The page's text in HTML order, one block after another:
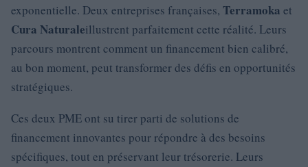
exponentielle. Deux entreprises françaises, Terramoka et
Cura Naturaleillustrent parfaitement cette réalité. Leurs
parcours montrent comment un financement bien calibré,
au bon moment, peut transformer des défis en opportunités
stratégiques.
Ces deux PME ont su tirer parti de solutions de
financement innovantes pour répondre à des besoins
spécifiques, tout en préservant leur trésorerie. Leurs